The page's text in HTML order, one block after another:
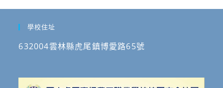
學校住址
632004雲林縣虎尾鎮博愛路65號